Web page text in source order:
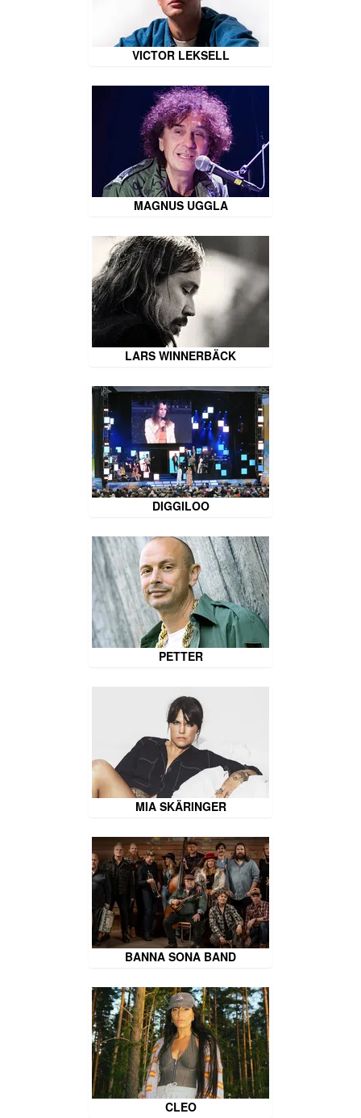
VICTOR LEKSELL
MAGNUS UGGLA
LARS WINNERBÄCK
DIGGILOO
PETTER
MIA SKÄRINGER
BANNA SONA BAND
CLEO